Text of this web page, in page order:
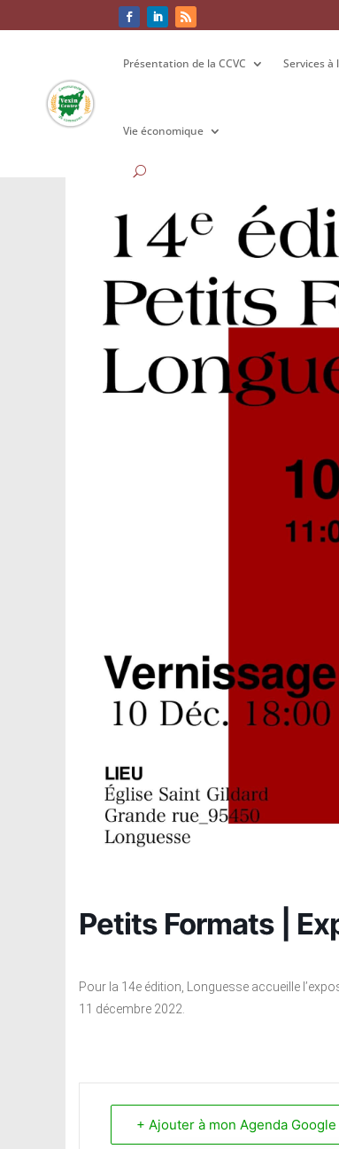
Présentation de la CCVC Services à
Vie économique
Présentation de la CCVC Services à
Vie économique
Petits Formats |
Pour la 14e édition, Longuesse accueille
11 décembre 2022.
+ Ajouter à mon Agenda Google